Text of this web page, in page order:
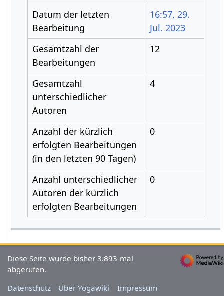
Datum der letzten
Bearbeitung
16:57, 29.
Jul. 2023
Gesamtzahl der
Bearbeitungen
12
Gesamtzahl
unterschiedlicher
Autoren
4
Anzahl der kürzlich
erfolgten Bearbeitungen
(in den letzten 90 Tagen)
0
Anzahl unterschiedlicher
Autoren der kürzlich
erfolgten Bearbeitungen
0
Diese Seite wurde bisher 3.893-mal
abgerufen.
Datenschutz
Über Yogawiki Impressum